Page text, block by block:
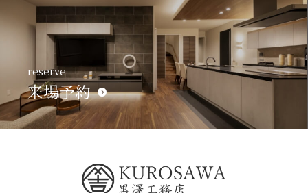
reserve
来場予約